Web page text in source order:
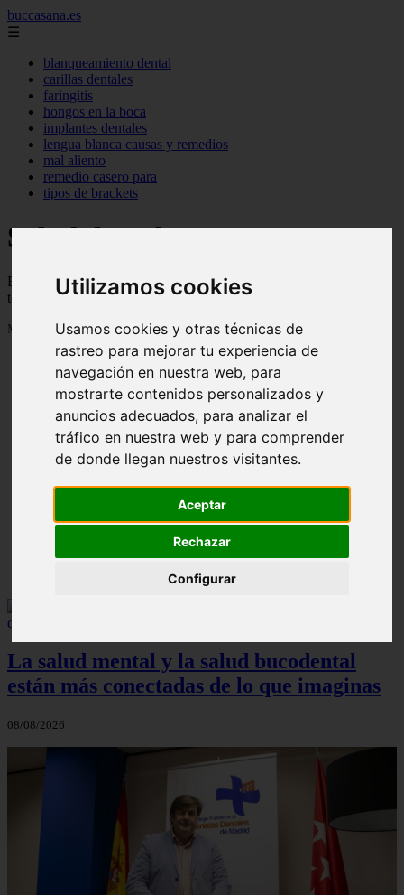
Utilizamos cookies
Usamos cookies y otras técnicas de
rastreo para mejorar tu experiencia de
navegación en nuestra web, para
mostrarte contenidos personalizados y
anuncios adecuados, para analizar el
tráfico en nuestra web y para comprender
de donde llegan nuestros visitantes.
Aceptar
Rechazar
Configurar
buccasana.es
☰
blanqueamiento dental
carillas dentales
faringitis
hongos en la boca
implantes dentales
lengua blanca causas y remedios
mal aliento
remedio casero para
tipos de brackets
Salud dental
Blog sobre salud dental con trucos, consejos e informacion para
tener una boca sana
Mostrando 1 - 24 de 722 artículos
¿Paladar Quemado? 【Trucos Caseros y
CómoCurarlo】
La salud mental y la salud bucodental
están más conectadas de lo que imaginas
08/08/2026